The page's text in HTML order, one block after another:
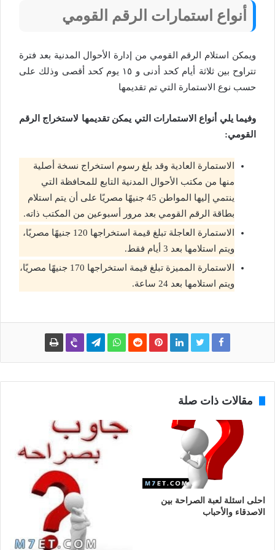
أنواع استمارات الرقم القومي
ويمكن استلام الرقم القومي من إدارة الأحوال المدنية بعد فترة
تتراوح بين ثلاثة أيام كحد أدنى و ١٥ يوم كحد أقصى وذلك على
حسب نوع الاستمارة التي تم تقديمها
وفيما يلي أنواع الاستمارات التي يمكن تقديمها لاستخراج الرقم
القومي:
الاستمارة العادية وقد بلغ رسوم استخراج نسخة أصلية
منها من مكتب الأحوال المدنية التابع للمحافظة التي
ينتمي إليها المواطن 45 جنيهًا مصريًا على أن يتم استلام
بطاقة الرقم القومي بعد مرور أسبوعين من المكتب ذاته.
الاستمارة العاجلة تبلغ قيمة استخراجها 120 جنيهًا مصريًا،
ويتم استلامها بعد 3 أيام فقط.
الاستمارة المميزة تبلغ قيمة استخراجها 170 جنيهًا مصريًا،
ويتم استلامها بعد 24 ساعة.
مقالات ذات صلة
احلى اسئلة لعبة الصراحة بين
الاصدقاء والأحباب